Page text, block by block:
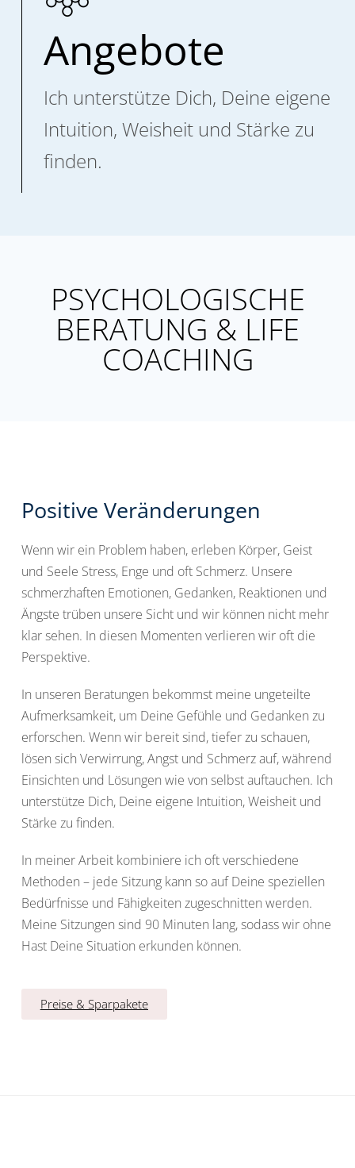
Angebote
Ich unterstütze Dich, Deine eigene
Intuition, Weisheit und Stärke zu
finden.
PSYCHOLOGISCHE
BERATUNG & LIFE
COACHING
Positive Veränderungen
Wenn wir ein Problem haben, erleben Körper, Geist
und Seele Stress, Enge und oft Schmerz. Unsere
schmerzhaften Emotionen, Gedanken, Reaktionen und
Ängste trüben unsere Sicht und wir können nicht mehr
klar sehen. In diesen Momenten verlieren wir oft die
Perspektive.
In unseren Beratungen bekommst meine ungeteilte
Aufmerksamkeit, um Deine Gefühle und Gedanken zu
erforschen. Wenn wir bereit sind, tiefer zu schauen,
lösen sich Verwirrung, Angst und Schmerz auf, während
Einsichten und Lösungen wie von selbst auftauchen. Ich
unterstütze Dich, Deine eigene Intuition, Weisheit und
Stärke zu finden.
In meiner Arbeit kombiniere ich oft verschiedene
Methoden – jede Sitzung kann so auf Deine speziellen
Bedürfnisse und Fähigkeiten zugeschnitten werden.
Meine Sitzungen sind 90 Minuten lang, sodass wir ohne
Hast Deine Situation erkunden können.
Preise & Sparpakete